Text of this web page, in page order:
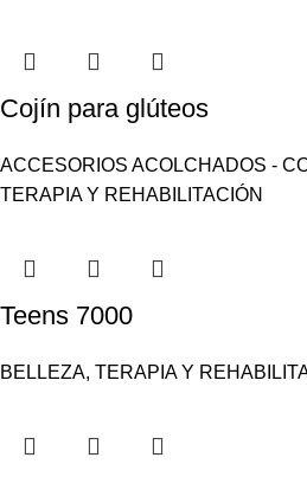
Cojín para glúteos
ACCESORIOS ACOLCHADOS -
TERAPIA Y REHABILITACIÓN
Teens 7000
BELLEZA, TERAPIA Y